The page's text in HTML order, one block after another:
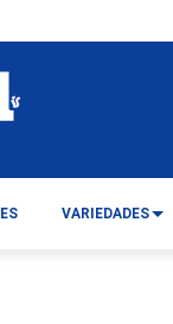
VARIEDADES